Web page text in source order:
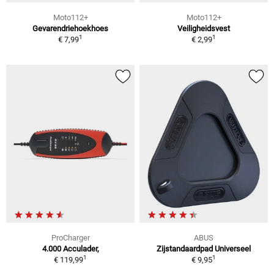
Moto112+
Gevarendriehoekhoes
€ 7,991
Moto112+
Veiligheidsvest
€ 2,991
ProCharger
4.000 Acculader,
€ 119,991
ABUS
Zijstandaardpad Universeel
€ 9,951